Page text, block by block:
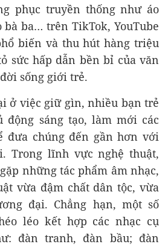
phục truyền thống như áo
bà ba… trên TikTok, YouTube
biến và thu hút hàng triệu
sức hấp dẫn bền bỉ của văn
sống giới trẻ.
ở việc giữ gìn, nhiều bạn trẻ
động sáng tạo, làm mới các
đưa chúng đến gần hơn với
Trong lĩnh vực nghệ thuật,
những tác phẩm âm nhạc,
vừa đậm chất dân tộc, vừa
đại. Chẳng hạn, một số
léo kết hợp các nhạc cụ
đàn tranh, đàn bầu; đàn